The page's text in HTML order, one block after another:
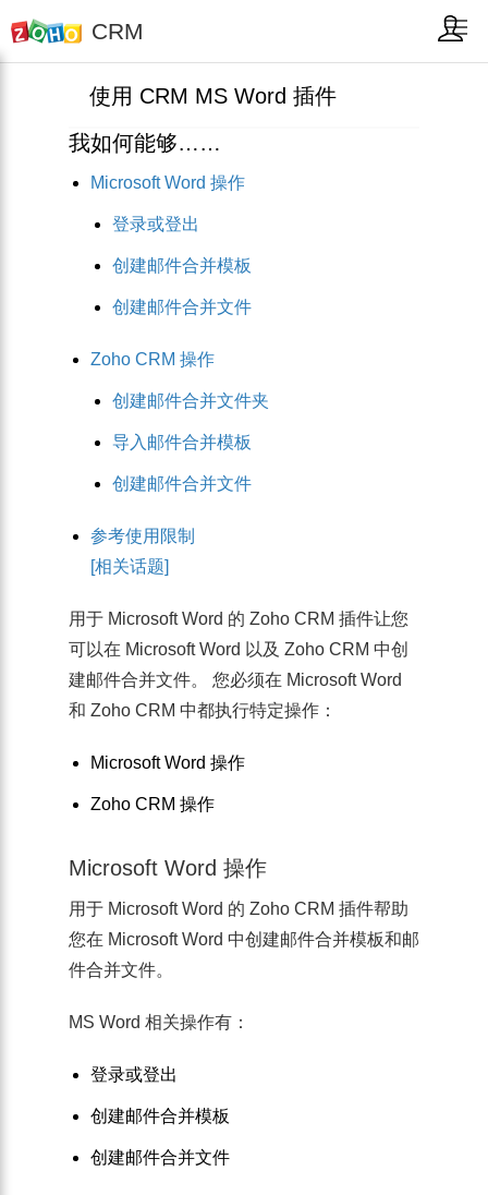
CRM
使用 CRM MS Word 插件
我如何能够……
Microsoft Word 操作
登录或登出
创建邮件合并模板
创建邮件合并文件
Zoho CRM 操作
创建邮件合并文件夹
导入邮件合并模板
创建邮件合并文件
参考使用限制
[相关话题]
用于 Microsoft Word 的 Zoho CRM 插件让您
可以在 Microsoft Word 以及 Zoho CRM 中创
建邮件合并文件。 您必须在 Microsoft Word
和 Zoho CRM 中都执行特定操作：
Microsoft Word 操作
Zoho CRM 操作
Microsoft Word 操作
用于 Microsoft Word 的 Zoho CRM 插件帮助
您在 Microsoft Word 中创建邮件合并模板和邮
件合并文件。
MS Word 相关操作有：
登录或登出
创建邮件合并模板
创建邮件合并文件